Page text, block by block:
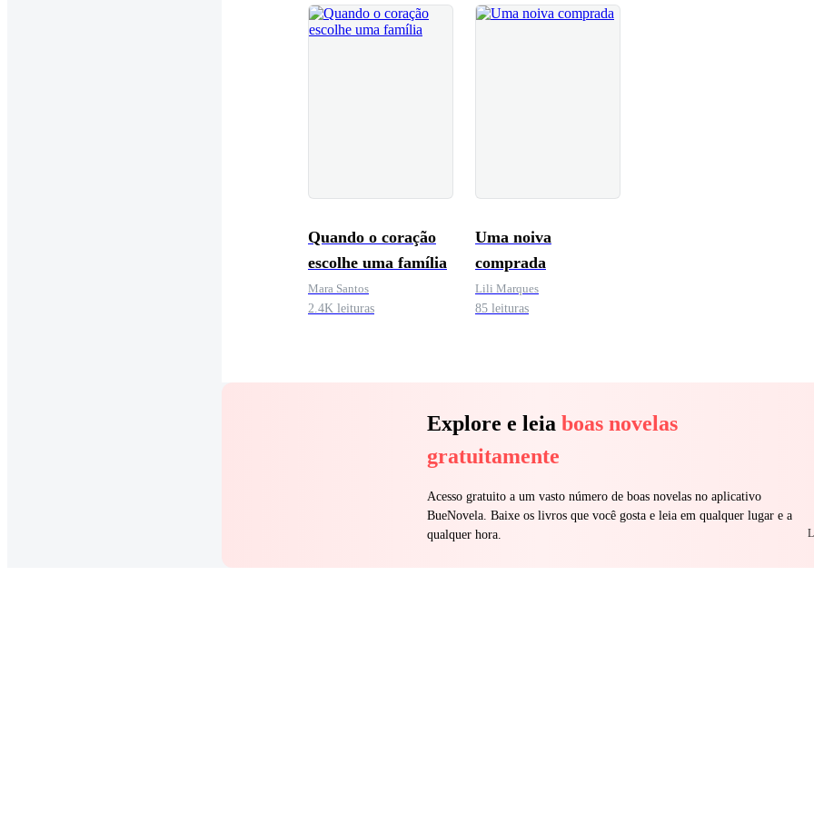
Quando o coração
escolhe uma família
Mara Santos
2.4K leituras
Uma noiva
comprada
Lili Marques
85 leituras
Explore e leia boas novelas
gratuitamente
Acesso gratuito a um vasto número de boas novelas no aplicativo
BueNovela. Baixe os livros que você gosta e leia em qualquer lugar e a
qualquer hora.